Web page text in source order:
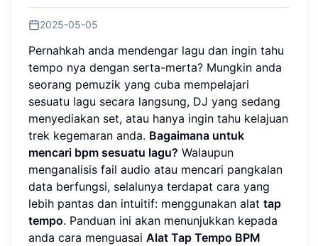
2025-05-05
Pernahkah anda mendengar lagu dan ingin tahu
tempo nya dengan serta-merta? Mungkin anda
seorang pemuzik yang cuba mempelajari
sesuatu lagu secara langsung, DJ yang sedang
menyediakan set, atau hanya ingin tahu kelajuan
trek kegemaran anda. Bagaimana untuk
mencari bpm sesuatu lagu? Walaupun
menganalisis fail audio atau mencari pangkalan
data berfungsi, selalunya terdapat cara yang
lebih pantas dan intuitif: menggunakan alat tap
tempo. Panduan ini akan menunjukkan kepada
anda cara menguasai Alat Tap Tempo BPM